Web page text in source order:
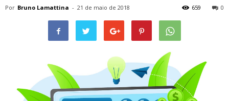
Por Bruno Lamattina - 21 de maio de 2018 0
659